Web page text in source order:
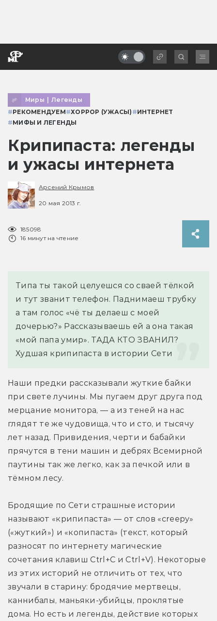
Миры | Легенды
#РЕКОМЕНДУЕМ#ХОРРОР (УЖАСЫ) #ИНТЕРНЕТ
#МИФЫ И ЛЕГЕНДЫ
Крипипаста: легенды
и ужасы интернета
Арсений Крымов
20 мая 2013 г.
185098
16 минут на чтение
Типа ты такой целуешся со сваей тёлкой
и тут званит телефон. Паднимаеш трубку
а там голос «чё ты делаеш с моей
дочерью?» Рассказываешь ей а она такая
«мой папа умир». ТАДА КТО ЗВАНИЛ?
Худшая крипипаста в истории Сети
Наши предки рассказывали жуткие байки
при свете лучины. Мы пугаем друг друга под
мерцание монитора, — а из теней на нас
глядят те же чудовища, что и сто, и тысячу
лет назад. Привидения, черти и бабайки
прячутся в тени машин и дебрях Всемирной
паутины так же легко, как за печкой или в
тёмном лесу.
Бродящие по Сети страшные истории
называют «крипипаста» — от слов «creepy»
(«жуткий») и «копипаста» (текст, который
разносят по интернету магические
сочетания клавиш Ctrl+C и Ctrl+V). Некоторые
из этих историй не отличить от тех, что
звучали в старину: бродячие мертвецы,
каннибалы, маньяки-убийцы, проклятые
дома. Но есть и легенды, действие которых